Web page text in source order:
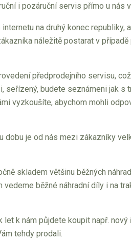
i pozáruční servis přímo u nás v
na druhý konec republiky,
náležitě postarat v
předprodejního servisu,
budete seznámeni jak s
vyzkoušíte, abychom mohli
dobu je od nás mezi zákazníky
skladem většinu běžných
běžné náhradní díly i na
k nám půjdete koupit např. nový
tehdy prodali.